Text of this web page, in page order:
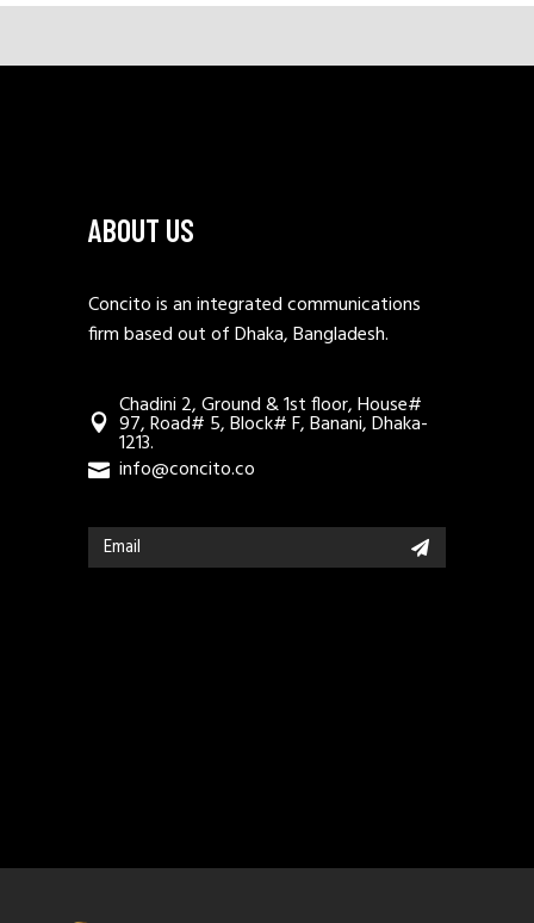
ABOUT US
Concito is an integrated communications
firm based out of Dhaka, Bangladesh.
Chadini 2, Ground & 1st floor, House#
97, Road# 5, Block# F, Banani, Dhaka-
1213.
info@concito.co